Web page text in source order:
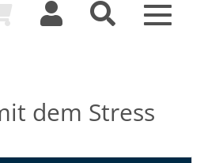
Toggle
dem Stress